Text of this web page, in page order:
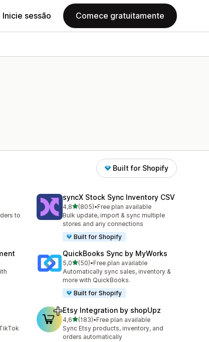
Inicie sessão Comece gratuitamente
Built for Shopify
to
syncX Stock Sync Inventory CSV
4,8de 5 estrelas
(805)
805 total de avaliações
•Free plan available
Bulk update, import & sync multiple
stores and any connections
Built for Shopify
QuickBooks Sync by MyWorks
5,0de 5 estrelas
(50)
50 total de avaliações
•Free plan available
Automatically sync sales, inventory &
more with QuickBooks.
Built for Shopify
Etsy Integration by shopUpz
4,6de 5 estrelas
(183)
183 total de avaliações
•Free plan available
Sync Etsy products, inventory, and
orders automatically